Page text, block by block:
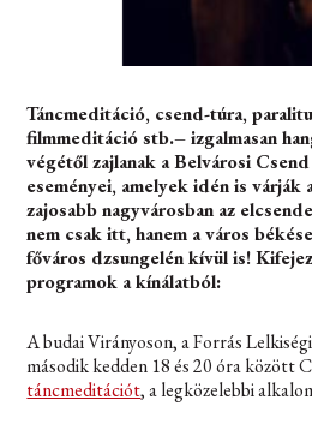
Táncmeditáció, csend-túra,
filmmeditáció stb.– izgalmasan
végétől zajlanak a Belvárosi
eseményei, amelyek idén is várják
zajosabb nagyvárosban az
nem csak itt, hanem a város
főváros dzsungelén kívül is!
programok a kínálatból:
A budai Virányoson, a Forrás
második kedden 18 és 20 óra között
táncmeditációt, a legközelebbi